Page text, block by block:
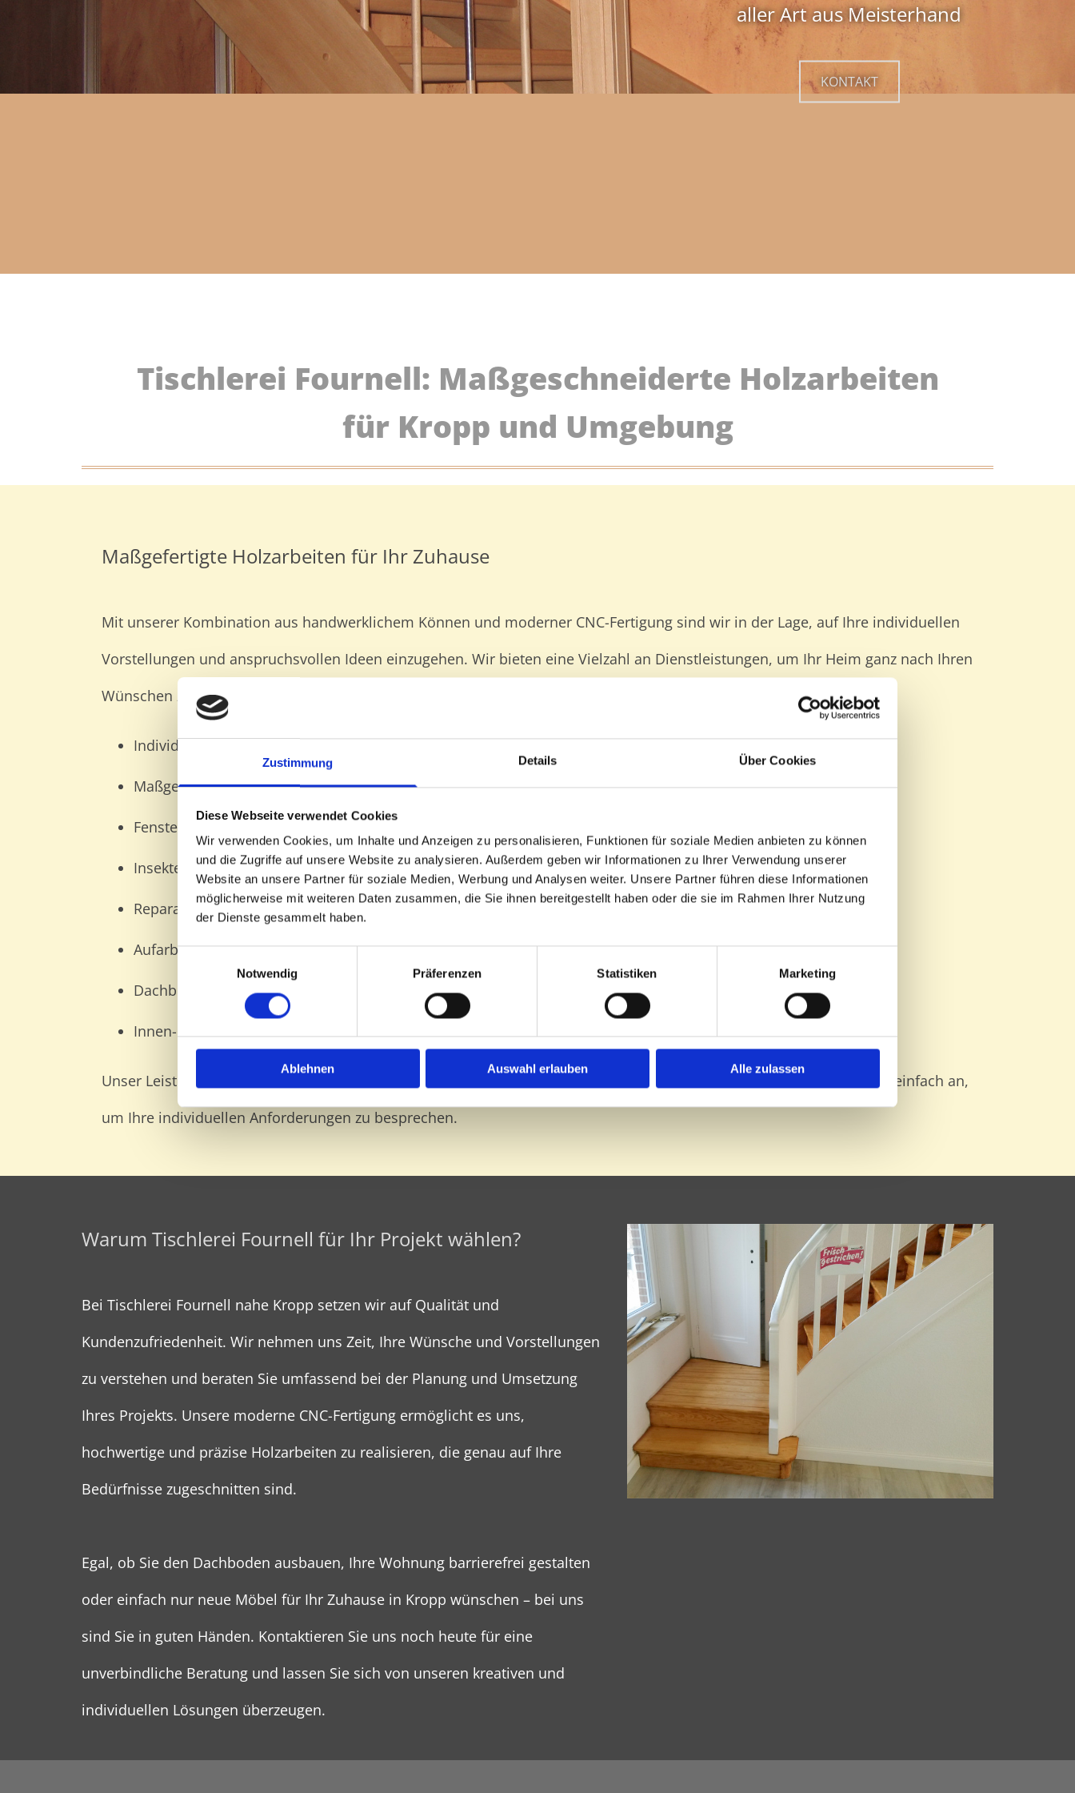
Zustimmung Details Über Cookies
Diese Webseite verwendet Cookies
Wir verwenden Cookies, um Inhalte und Anzeigen zu personalisieren, Funktionen für soziale Medien anbieten zu können
und die Zugriffe auf unsere Website zu analysieren. Außerdem geben wir Informationen zu Ihrer Verwendung unserer
Website an unsere Partner für soziale Medien, Werbung und Analysen weiter. Unsere Partner führen diese Informationen
möglicherweise mit weiteren Daten zusammen, die Sie ihnen bereitgestellt haben oder die sie im Rahmen Ihrer Nutzung
der Dienste gesammelt haben.
Einwilligungsauswahl
Notwendig
Präferenzen Statistiken Marketing
Ablehnen Auswahl erlauben Alle zulassen
aller Art aus Meisterhand
KONTAKT
aller Art aus Meisterhand
KONTAKT
Tischlerei Fournell: Maßgeschneiderte Holzarbeiten
für Kropp und Umgebung
Maßgefertigte Holzarbeiten für Ihr Zuhause
Mit unserer Kombination aus handwerklichem Können und moderner CNC-Fertigung sind wir in der Lage, auf Ihre individuellen
Vorstellungen und anspruchsvollen Ideen einzugehen. Wir bieten eine Vielzahl an Dienstleistungen, um Ihr Heim ganz nach Ihren
Wünschen zu gestalten:
Individuelle Raumgestaltung und Planung
Maßgefertigte Möbel und Einbauschränke
Fenster und Haustüren aus Holz, Kunststoff oder Holz-Alu
Insektenschutz und Rollläden
Reparatur und Wartung von Fenstern und Türen
Aufarbeitung und Verlegung von Dielen- und Parkettböden sowie Designböden aus Vinyl
Dachbodenausbau und barrierefreie Wohnungsgestaltung
Innen- und Ausbau sowie Treppenlösungen aller Art
Unser Leistungsspektrum umfasst auch den Ladenbau und die Gestaltung von Kindertagesstätten – sprechen Sie uns einfach an,
um Ihre individuellen Anforderungen zu besprechen.
Warum Tischlerei Fournell für Ihr Projekt wählen?
Bei Tischlerei Fournell nahe Kropp setzen wir auf Qualität und
Kundenzufriedenheit. Wir nehmen uns Zeit, Ihre Wünsche und Vorstellungen
zu verstehen und beraten Sie umfassend bei der Planung und Umsetzung
Ihres Projekts. Unsere moderne CNC-Fertigung ermöglicht es uns,
hochwertige und präzise Holzarbeiten zu realisieren, die genau auf Ihre
Bedürfnisse zugeschnitten sind.
Egal, ob Sie den Dachboden ausbauen, Ihre Wohnung barrierefrei gestalten
oder einfach nur neue Möbel für Ihr Zuhause in Kropp wünschen – bei uns
sind Sie in guten Händen. Kontaktieren Sie uns noch heute für eine
unverbindliche Beratung und lassen Sie sich von unseren kreativen und
individuellen Lösungen überzeugen.